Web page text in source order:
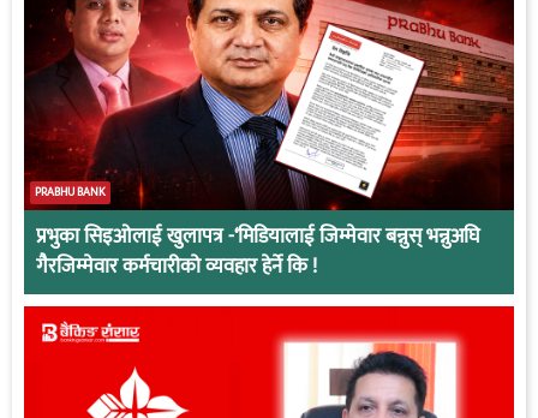
PRABHU BANK
प्रभुका सिइओलाई खुलापत्र -‘मिडियालाई जिम्मेवार बन्नुस् भन्नुअघि
गैरजिम्मेवार कर्मचारीको व्यवहार हेर्ने कि !